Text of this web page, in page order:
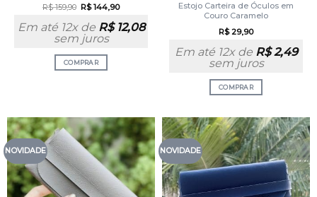
R$159,90 R$144,90
Em até 12x de R$12,08
sem juros
COMPRAR
Estojo Carteira de Óculos em
Couro Caramelo
R$29,90
Em até 12x de R$2,49
sem juros
COMPRAR
NOVIDADE NOVIDADE